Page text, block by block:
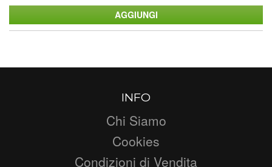
INFO
Chi Siamo
Cookies
Condizioni di Vendita